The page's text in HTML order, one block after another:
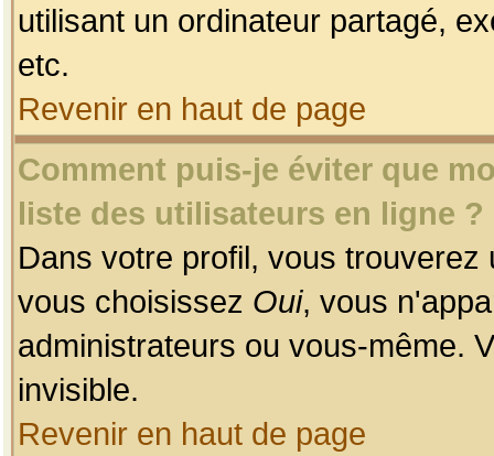
utilisant un ordinateur partagé,
etc.
Revenir en haut de page
Comment puis-je éviter que
liste des utilisateurs en ligne ?
Dans votre profil, vous
vous choisissez Oui, vous
administrateurs ou vous-même.
invisible.
Revenir en haut de page